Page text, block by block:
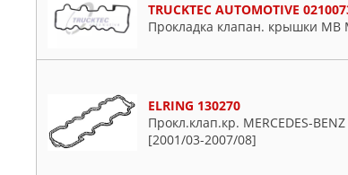
TRUCKTEC AUTOMOTIVE
Прокладка клапан. крышки MB
ELRING 130270
Прокл.клап.кр. MERCEDES-
[2001/03-2007/08]